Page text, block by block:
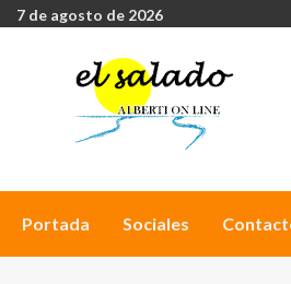
7 de agosto de 2026
Portada Sociales